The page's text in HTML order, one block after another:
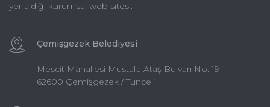
yer aldığı kurumsal web sitesi.
Çemişgezek Belediyesi
Mescit Mahallesi Mustafa Ataş Bulvarı No: 19
62600 Çemişgezek / Tunceli